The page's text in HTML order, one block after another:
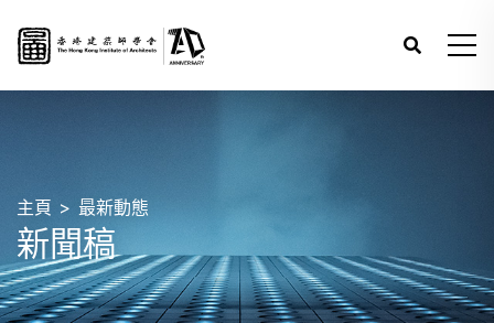
主頁 最新動態
新聞稿